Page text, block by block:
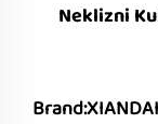
Neklizni
Brand:XIANDAI